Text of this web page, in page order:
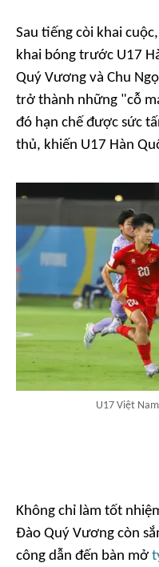
Sau tiếng còi khai
khai bóng trước U17
Quý Vương và Chu
trở thành những "cỗ
đó hạn chế được sức
thủ, khiến U17 Hàn
U17 Việt
Không chỉ làm tốt
Đào Quý Vương còn
công dẫn đến bàn mở